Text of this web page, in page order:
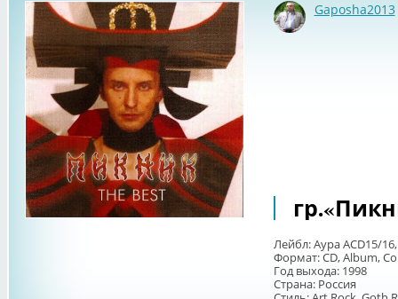
Gaposha2013
Лейбл: Аура ACD15/
Формат: CD, Album,
Год выхода: 1998
Страна: Россия